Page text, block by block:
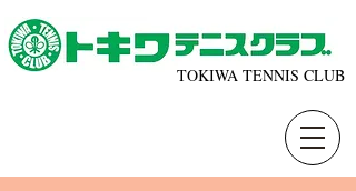
TOKIWA TENNIS CLUB